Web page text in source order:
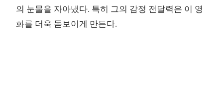
의 눈물을 자아냈다. 특히 그의 감정 전달력은 이 영
화를 더욱 돋보이게 만든다.